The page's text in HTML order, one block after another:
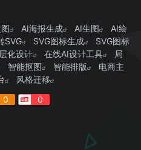
AI海报生成 AI生图
AI绘
SVG SVG图标生成
SVG图标
化设计 在线AI设计工具
局
智能抠图 智能排版
电商主
风格迁移
0 0